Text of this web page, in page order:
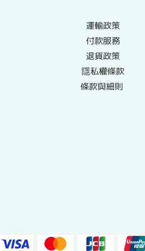
運輸政策
付款服務
退貨政策
隱私權條款
條款與細則